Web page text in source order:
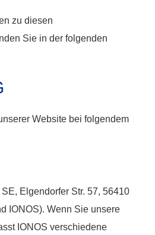
zu diesen
Sie in der folgenden
Website bei folgendem
Elgendorfer Str. 57, 56410
IONOS). Wenn Sie unsere
IONOS verschiedene